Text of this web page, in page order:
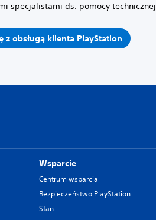
specjalistami ds. pomocy technicznej
z obsługą klienta PlayStation
Wsparcie
Centrum wsparcia
Bezpieczeństwo PlayStation
Stan